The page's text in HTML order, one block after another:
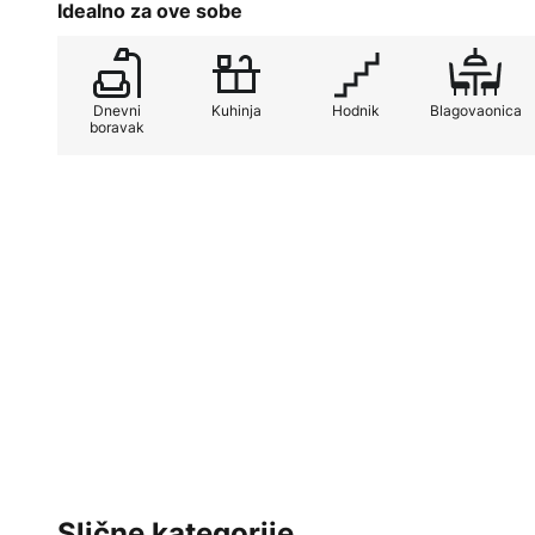
Idealno za ove sobe
Dnevni
boravak
Kuhinja Hodnik Blagovaonica